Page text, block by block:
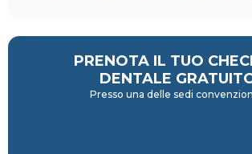
PRENOTA IL TUO
DENTALE
Presso una delle sedi